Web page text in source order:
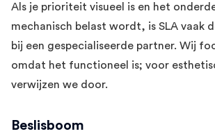
Als je prioriteit visueel is en het
mechanisch belast wordt, is SLA vaak
bij een gespecialiseerde partner. Wij
omdat het functioneel is; voor
verwijzen we door.
Beslisboom